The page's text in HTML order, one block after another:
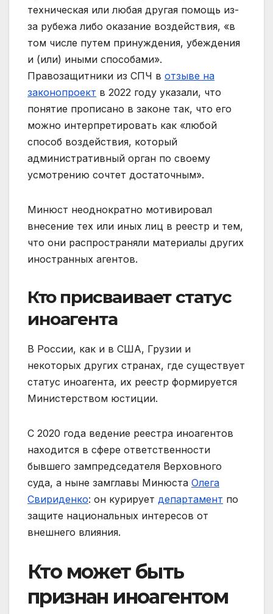
техническая или любая другая помощь из-
за рубежа либо оказание воздействия, «в
том числе путем принуждения, убеждения
и (или) иными способами».
Правозащитники из СПЧ в отзыве на
законопроект в 2022 году указали, что
понятие прописано в законе так, что его
можно интерпретировать как «любой
способ воздействия, который
административный орган по своему
усмотрению сочтет достаточным».
Минюст неоднократно мотивировал
внесение тех или иных лиц в реестр и тем,
что они распространяли материалы других
иностранных агентов.
Кто присваивает статус
иноагента
В России, как и в США, Грузии и
некоторых других странах, где существует
статус иноагента, их реестр формируется
Министерством юстиции.
С 2020 года ведение реестра иноагентов
находится в сфере ответственности
бывшего зампредседателя Верховного
суда, а ныне замглавы Минюста Олега
Свириденко: он курирует департамент по
защите национальных интересов от
внешнего влияния.
Кто может быть
признан иноагентом